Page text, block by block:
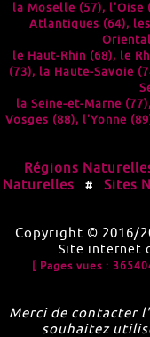
la Moselle (57), l'Oise
Atlantiques (64), les
le Haut-Rhin (68), le
(73), la Haute-Savoie
la Seine-et-Marne (77)
Vosges (88), l'Yonne
Régions
Naturelles # Sites
Copyright © 2016/
Site internet
[ Pages vues :
Merci de contacter
souhaitez